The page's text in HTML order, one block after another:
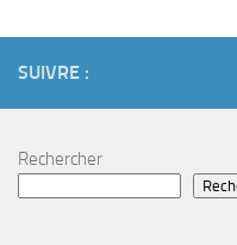
SUIVRE :
Rechercher